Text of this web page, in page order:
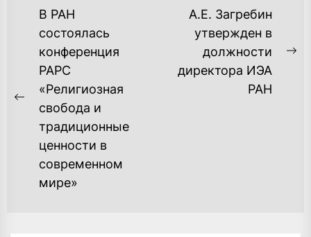
НАВИГАЦИЯ
ЗАПИСЯМ
Previous
post:
В РАН
состоялась
конференция
РАРС
«Религиозная
свобода и
традиционные
ценности в
современном
мире»
А.Е. Загребин
утвержден в
должности
директора ИЭА
РАН